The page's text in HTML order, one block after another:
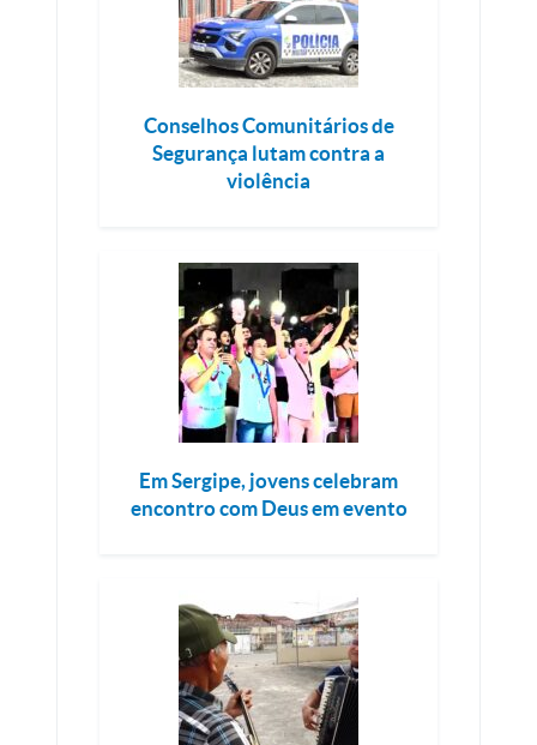
Conselhos Comunitários de
Segurança lutam contra a
violência
Em Sergipe, jovens celebram
encontro com Deus em evento